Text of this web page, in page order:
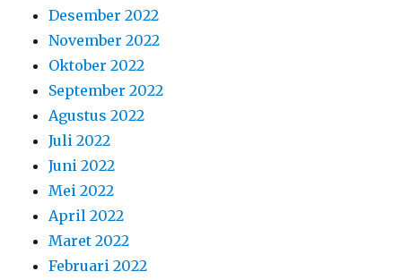
Desember 2022
November 2022
Oktober 2022
September 2022
Agustus 2022
Juli 2022
Juni 2022
Mei 2022
April 2022
Maret 2022
Februari 2022